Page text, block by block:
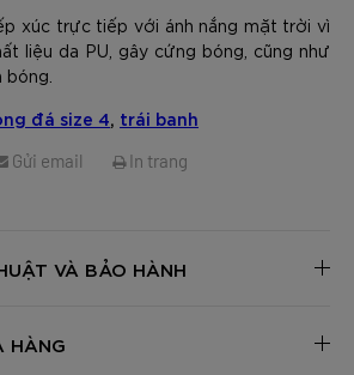
xúc trực tiếp với ánh nắng mặt trời vì
liệu da PU, gây cứng bóng, cũng như
đá size 4 trái banh
Gửi email In trang
VÀ BẢO HÀNH
HÀNG